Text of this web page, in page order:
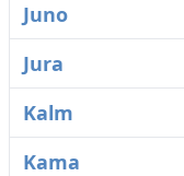
Juno
Jura
Kalm
Kama